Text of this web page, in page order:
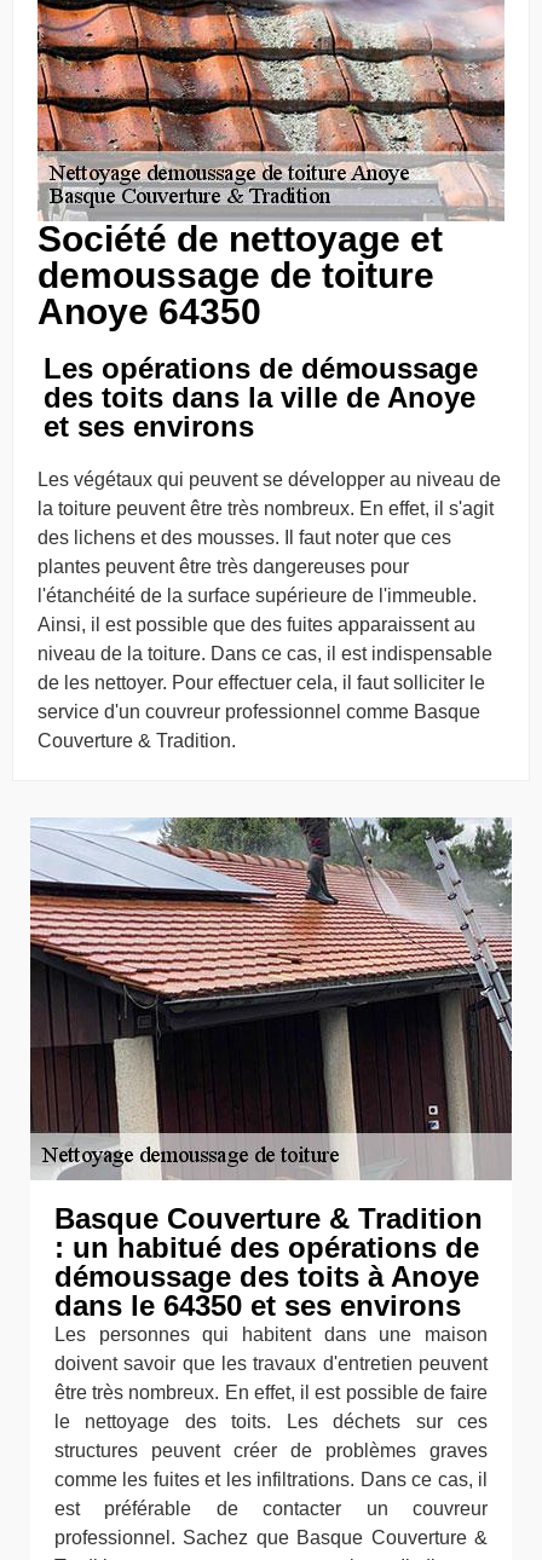
Société de nettoyage et
demoussage de toiture
Anoye 64350
Les opérations de démoussage
des toits dans la ville de Anoye
et ses environs
Les végétaux qui peuvent se développer au niveau de
la toiture peuvent être très nombreux. En effet, il s'agit
des lichens et des mousses. Il faut noter que ces
plantes peuvent être très dangereuses pour
l'étanchéité de la surface supérieure de l'immeuble.
Ainsi, il est possible que des fuites apparaissent au
niveau de la toiture. Dans ce cas, il est indispensable
de les nettoyer. Pour effectuer cela, il faut solliciter le
service d'un couvreur professionnel comme Basque
Couverture & Tradition.
Basque Couverture & Tradition
: un habitué des opérations de
démoussage des toits à Anoye
dans le 64350 et ses environs
Les personnes qui habitent dans une maison
doivent savoir que les travaux d'entretien peuvent
être très nombreux. En effet, il est possible de faire
le nettoyage des toits. Les déchets sur ces
structures peuvent créer de problèmes graves
comme les fuites et les infiltrations. Dans ce cas, il
est préférable de contacter un couvreur
professionnel. Sachez que Basque Couverture &